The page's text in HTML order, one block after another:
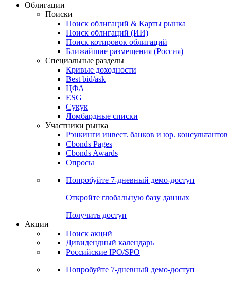
Облигации
Поиски
Поиск облигаций & Карты рынка
Поиск облигаций (ИИ)
Поиск котировок облигаций
Ближайшие размещения (Россия)
Специальные разделы
Кривые доходности
Best bid/ask
ЦФА
ESG
Сукук
Ломбардные списки
Участники рынка
Рэнкинги инвест. банков и юр. консультантов
Cbonds Pages
Cbonds Awards
Опросы
Попробуйте 7-дневный демо-доступ
Откройте глобальную базу данных
Получить доступ
Акции
Поиск акций
Дивидендный календарь
Российские IPO/SPO
Попробуйте 7-дневный демо-доступ